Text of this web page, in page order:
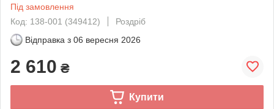
Під замовлення
Код: 138-001 (349412)
Роздріб
Відправка з 06 вересня 2026
2 610 ₴
Купити